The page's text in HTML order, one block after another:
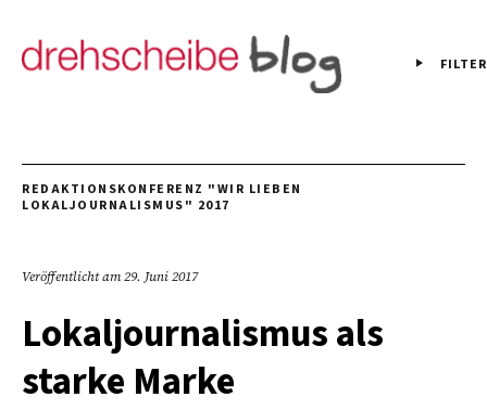
FILTER
REDAKTIONSKONFERENZ "WIR LIEBEN
LOKALJOURNALISMUS" 2017
Veröffentlicht am29. Juni 2017
Lokaljournalismus als
starke Marke